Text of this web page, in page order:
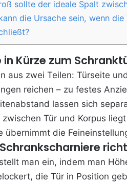
sollte der ideale Spalt
die Ursache sein, wenn
Kürze zum
aus zwei Teilen: Türseite
reichen – zu festes
lassen sich
zwischen Tür und Korpus
übernimmt die
man ein, indem man
die Tür in Position